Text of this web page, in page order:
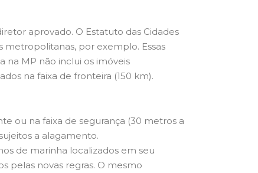
aprovado. O Estatuto das Cidades
por exemplo. Essas
MP não inclui os imóveis
na faixa de fronteira (150 km).
ou na faixa de segurança (30 metros a
a alagamento.
de marinha localizados em seu
pelas novas regras. O mesmo